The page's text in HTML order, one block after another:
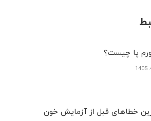
پا چیست؟
خطاهای قبل از آزمایش خون